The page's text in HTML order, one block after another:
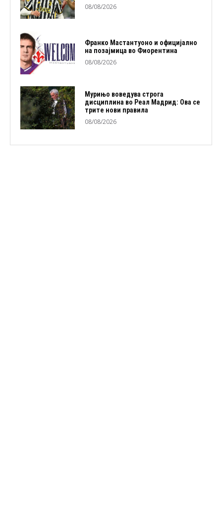
08/08/2026
Франко Мастантуоно и официјално
на позајмица во Фиорентина
08/08/2026
Мурињо воведува строга
дисциплина во Реал Мадрид: Ова се
трите нови правила
08/08/2026